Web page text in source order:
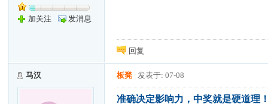
加关注 发消息
回复
马汉 板凳 发表于: 07-08
准确决定影响力，中奖就是硬道理